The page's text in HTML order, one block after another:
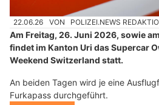
22.06.26 VON POLIZEI.NEWS
Am Freitag, 26. Juni 2026, sowie
findet im Kanton Uri das Supercar
Weekend Switzerland statt.
An beiden Tagen wird je eine
Furkapass durchgeführt.